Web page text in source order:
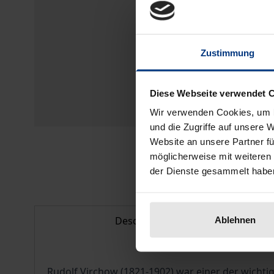
Zustimmung
Diese Webseite verwendet
Wir verwenden Cookies,
und die Zugriffe auf unsere
Website an unsere Partner
möglicherweise mit
der Dienste gesammelt
Ablehnen
Description